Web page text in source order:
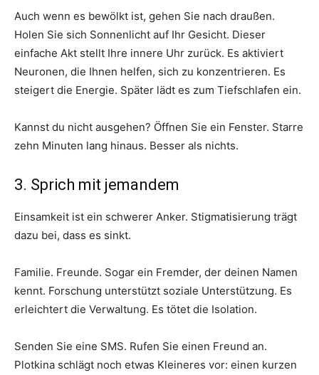
Auch wenn es bewölkt ist, gehen Sie nach draußen.
Holen Sie sich Sonnenlicht auf Ihr Gesicht. Dieser
einfache Akt stellt Ihre innere Uhr zurück. Es aktiviert
Neuronen, die Ihnen helfen, sich zu konzentrieren. Es
steigert die Energie. Später lädt es zum Tiefschlafen ein.
Kannst du nicht ausgehen? Öffnen Sie ein Fenster. Starre
zehn Minuten lang hinaus. Besser als nichts.
3. Sprich mit jemandem
Einsamkeit ist ein schwerer Anker. Stigmatisierung trägt
dazu bei, dass es sinkt.
Familie. Freunde. Sogar ein Fremder, der deinen Namen
kennt. Forschung unterstützt soziale Unterstützung. Es
erleichtert die Verwaltung. Es tötet die Isolation.
Senden Sie eine SMS. Rufen Sie einen Freund an.
Plotkina schlägt noch etwas Kleineres vor: einen kurzen